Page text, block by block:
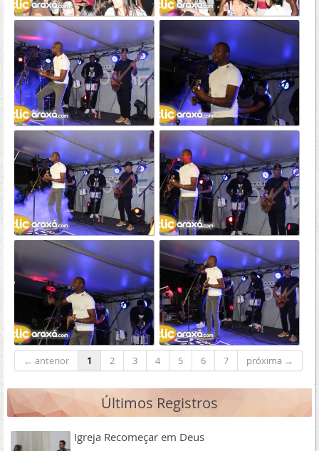
← anterior 1 2 3 4 5 6 7 próxima →
Últimos Registros
Igreja Recomeçar em Deus